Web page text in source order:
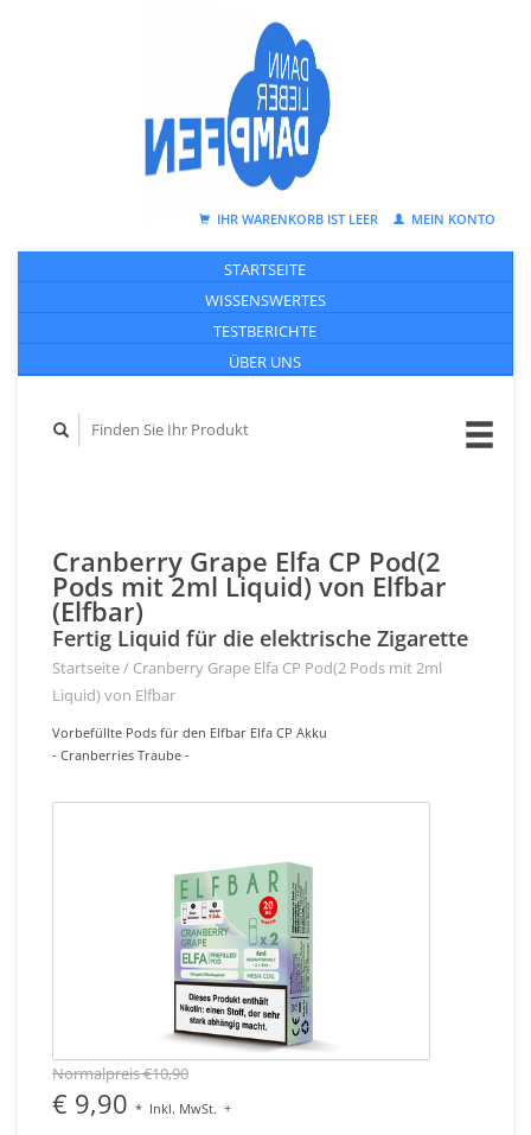
IHR WARENKORB IST LEER MEIN KONTO
STARTSEITE
WISSENSWERTES
TESTBERICHTE
ÜBER UNS
Cranberry Grape Elfa CP Pod(2
Pods mit 2ml Liquid) von Elfbar
(Elfbar)
Fertig Liquid für die elektrische Zigarette
Startseite/ Cranberry Grape Elfa CP Pod(2 Pods mit 2ml
Liquid) von Elfbar
Vorbefüllte Pods für den Elfbar Elfa CP Akku
- Cranberries Traube -
Normalpreis €10,90
€ 9,90 * Inkl. MwSt. +